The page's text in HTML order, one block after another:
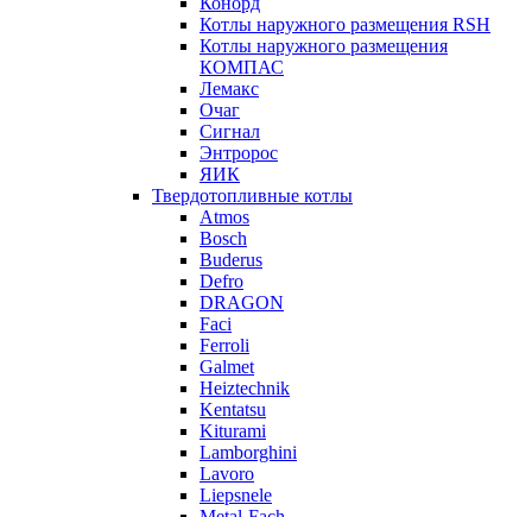
Котлы наружного размещения RSH
Котлы наружного размещения
КОМПАС
Лемакс
Очаг
Сигнал
Энтророс
ЯИК
Твердотопливные котлы
Atmos
Bosch
Buderus
Defro
DRAGON
Faci
Ferroli
Galmet
Heiztechnik
Kentatsu
Kiturami
Lamborghini
Lavoro
Liepsnele